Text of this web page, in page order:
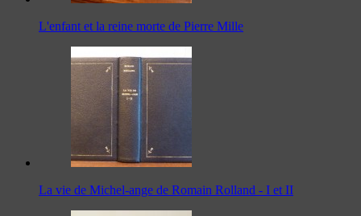
L'enfant et la reine morte de Pierre Mille
La vie de Michel-ange de Romain Rolland - I et II